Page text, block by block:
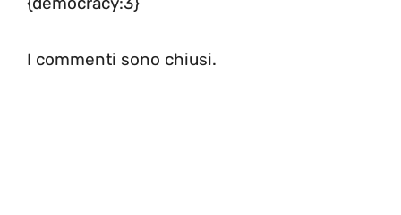
I commenti sono chiusi.